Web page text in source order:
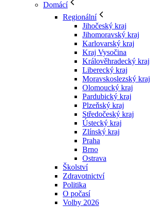
Domácí
Regionální
Jihočeský kraj
Jihomoravský kraj
Karlovarský kraj
Kraj Vysočina
Králověhradecký kraj
Liberecký kraj
Moravskoslezský kraj
Olomoucký kraj
Pardubický kraj
Plzeňský kraj
Středočeský kraj
Ústecký kraj
Zlínský kraj
Praha
Brno
Ostrava
Školství
Zdravotnictví
Politika
O počasí
Volby 2026